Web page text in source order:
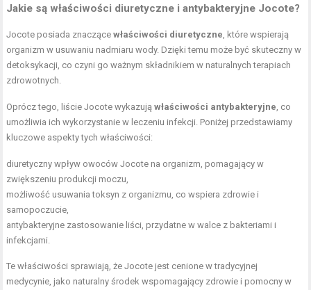
Jakie są właściwości diuretyczne i antybakteryjne Jocote?
Jocote posiada znaczącewłaściwości diuretyczne , które wspierają
organizm w usuwaniu nadmiaru wody. Dzięki temu może być skuteczny w
detoksykacji, co czyni go ważnym składnikiem w naturalnych terapiach
zdrowotnych.
Oprócz tego, liście Jocote wykazująwłaściwości antybakteryjne , co
umożliwia ich wykorzystanie w leczeniu infekcji. Poniżej przedstawiamy
kluczowe aspekty tych właściwości:
diuretyczny wpływ owoców Jocote na organizm, pomagający w
zwiększeniu produkcji moczu,
możliwość usuwania toksyn z organizmu, co wspiera zdrowie i
samopoczucie,
antybakteryjne zastosowanie liści , przydatne w walce z bakteriami i
infekcjami.
Te właściwości sprawiają, że Jocote jest cenione w tradycyjnej
medycynie, jako naturalny środek wspomagający zdrowie i pomocny w